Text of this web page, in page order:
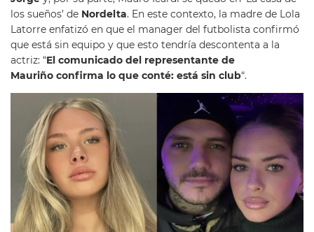
los sueños’ de Nordelta. En este contexto, la madre de Lola
Latorre enfatizó en que el manager del futbolista confirmó
que está sin equipo y que esto tendría descontenta a la
actriz: “El comunicado del representante de
Mauriño confirma lo que conté: está sin club“.